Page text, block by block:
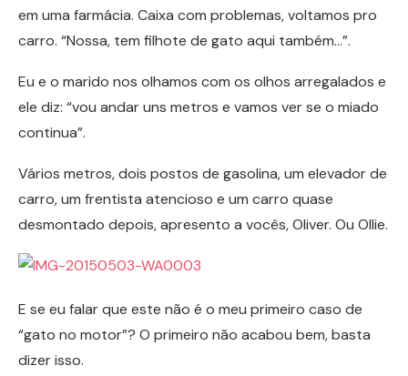
em uma farmácia. Caixa com problemas, voltamos pro
carro. “Nossa, tem filhote de gato aqui também…”.
Eu e o marido nos olhamos com os olhos arregalados e
ele diz: “vou andar uns metros e vamos ver se o miado
continua”.
Vários metros, dois postos de gasolina, um elevador de
carro, um frentista atencioso e um carro quase
desmontado depois, apresento a vocês, Oliver. Ou Ollie.
E se eu falar que este não é o meu primeiro caso de
“gato no motor”? O primeiro não acabou bem, basta
dizer isso.